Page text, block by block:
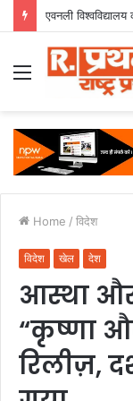
Menu
Home / विदेश
विदेश खेल देश
आस्था
“कृष्णा
रिलीज़,